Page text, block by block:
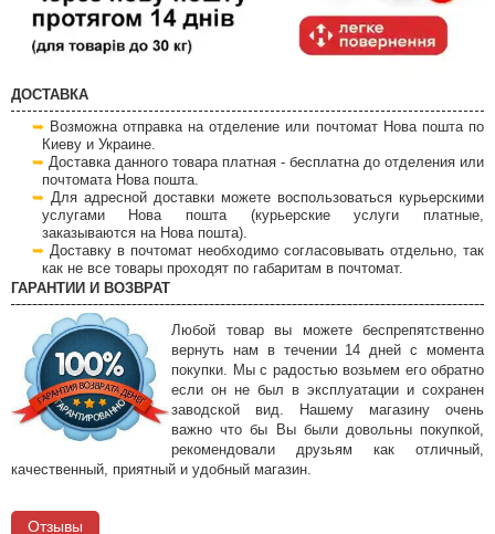
ДОСТАВКА
Возможна отправка на отделение или почтомат Нова пошта по
Киеву и Украине.
Доставка данного товара платная - бесплатна до отделения или
почтомата Нова пошта.
Для адресной доставки можете воспользоваться курьерскими
услугами Нова пошта (курьерские услуги платные,
заказываются на Нова пошта).
Доставку в почтомат необходимо согласовывать отдельно, так
как не все товары проходят по габаритам в почтомат.
ГАРАНТИИ И ВОЗВРАТ
Любой товар вы можете беспрепятственно
вернуть нам в течении 14 дней с момента
покупки. Мы с радостью возьмем его обратно
если он не был в эксплуатации и сохранен
заводской вид. Нашему магазину очень
важно что бы Вы были довольны покупкой,
рекомендовали друзьям как отличный,
качественный, приятный и удобный магазин.
Отзывы